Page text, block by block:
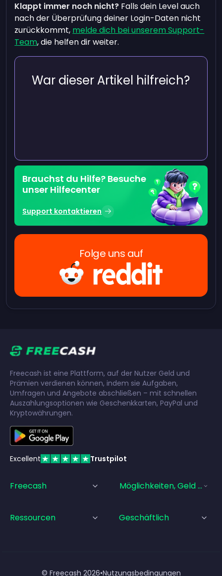
Klappt immer noch nicht? Falls dein Level auch
nach der Überprüfung deiner Login-Daten nicht
zurückkommt, melde dich bei unserem Support-
Team, die helfen dir weiter.
War dieser Artikel hilfreich?
Brauchst du Hilfe? Besuche
unser Hilfecenter
Support kontaktieren
Folge uns auf
Freecash ist eine Plattform, auf der Nutzer Geld und
Prämien verdienen können, indem sie Aufgaben,
Umfragen und Angebote abschließen – mit schnellen
Auszahlungsoptionen wie Geschenkkarten, PayPal und
Kryptowährungen.
Excellent Trustpilot
Freecash Möglichkeiten, Geld Zu
Ressourcen Geschäftlich
© Freecash 2026•Nutzungsbedingungen